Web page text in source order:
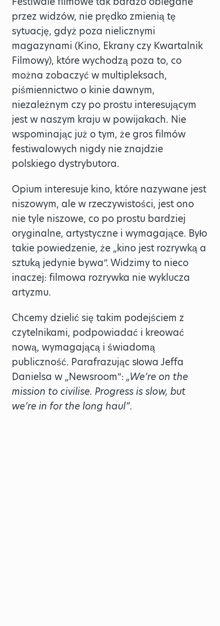
przez widzów, nie prędko zmienią tę
sytuację, gdyż poza nielicznymi
magazynami (Kino, Ekrany czy Kwartalnik
Filmowy), które wychodzą poza to, co
można zobaczyć w multipleksach,
piśmiennictwo o kinie dawnym,
niezależnym czy po prostu interesującym
jest w naszym kraju w powijakach. Nie
wspominając już o tym, że gros filmów
festiwalowych nigdy nie znajdzie
polskiego dystrybutora.
Opium interesuje kino, które nazywane jest
niszowym, ale w rzeczywistości, jest ono
nie tyle niszowe, co po prostu bardziej
oryginalne, artystyczne i wymagające. Było
takie powiedzenie, że „kino jest rozrywką a
sztuką jedynie bywa”. Widzimy to nieco
inaczej: filmowa rozrywka nie wyklucza
artyzmu.
Chcemy dzielić się takim podejściem z
czytelnikami, podpowiadać i kreować
nową, wymagającą i świadomą
publiczność. Parafrazując słowa Jeffa
Danielsa w „Newsroom”: „We’re on the
mission to civilise. Progress is slow, but
we’re in for the long haul”.